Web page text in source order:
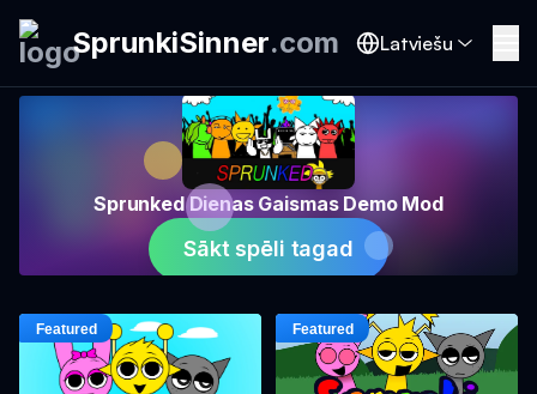
SprunkiSinner.com Latviešu
Sprunked Dienas Gaismas Demo Mod
Sākt spēli tagad